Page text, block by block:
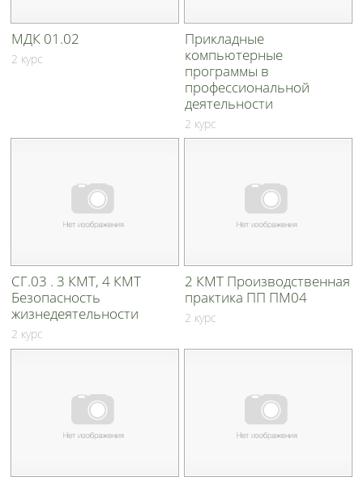
МДК 01.02
2 курс
Прикладные
компьютерные
программы в
профессиональной
деятельности
2 курс
СГ.03 . 3 КМТ, 4 КМТ
Безопасность
жизнедеятельности
2 курс
2 КМТ Производственная
практика ПП ПМ04
2 курс